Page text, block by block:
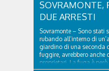
SOVRAMONTE,
DUE ARRESTI
Sovramonte – Sono stati
rubando all’interno di
giardino di una seconda
fuggire, avrebbero anche
proprietari. La fuga è